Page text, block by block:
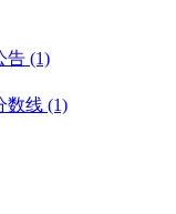
告 (1)
数线 (1)